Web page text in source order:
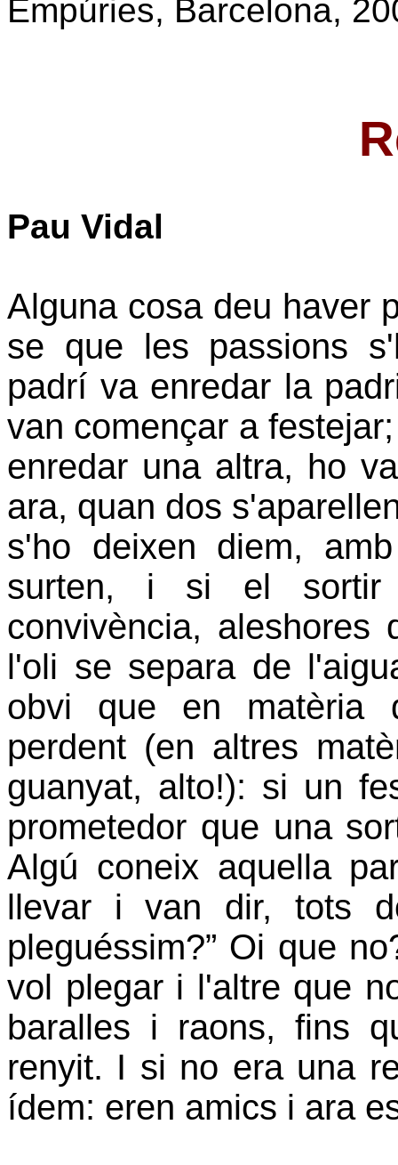
Empúries, Barcelona,
Pau Vidal
Alguna cosa deu haver
se que les passions
padrí va enredar la
van començar a
enredar una altra, ho
ara, quan dos
s'ho deixen diem,
surten, i si el sortir
convivència, aleshores
l'oli se separa de
obvi que en matèria
perdent (en altres
guanyat, alto!): si un
prometedor que una
Algú coneix aquella
llevar i van dir, tots
pleguéssim?” Oi que
vol plegar i l'altre que
baralles i raons, fins
renyit. I si no era una
ídem: eren amics i ara